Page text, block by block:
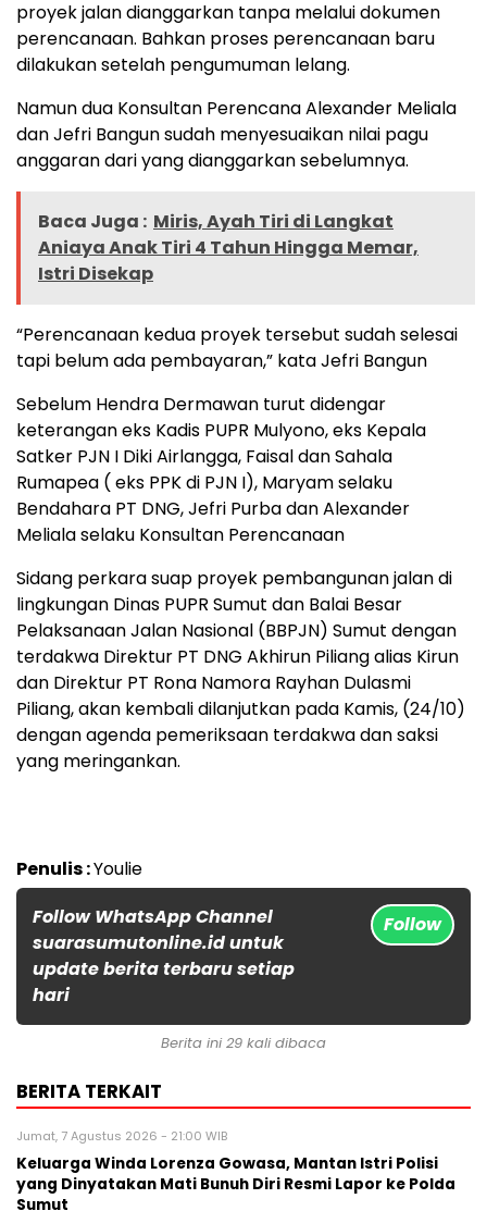
proyek jalan dianggarkan tanpa melalui dokumen
perencanaan. Bahkan proses perencanaan baru
dilakukan setelah pengumuman lelang.
Namun dua Konsultan Perencana Alexander Meliala
dan Jefri Bangun sudah menyesuaikan nilai pagu
anggaran dari yang dianggarkan sebelumnya.
Baca Juga : Miris, Ayah Tiri di Langkat
Aniaya Anak Tiri 4 Tahun Hingga Memar,
Istri Disekap
“Perencanaan kedua proyek tersebut sudah selesai
tapi belum ada pembayaran,” kata Jefri Bangun
Sebelum Hendra Dermawan turut didengar
keterangan eks Kadis PUPR Mulyono, eks Kepala
Satker PJN I Diki Airlangga, Faisal dan Sahala
Rumapea ( eks PPK di PJN I), Maryam selaku
Bendahara PT DNG, Jefri Purba dan Alexander
Meliala selaku Konsultan Perencanaan
Sidang perkara suap proyek pembangunan jalan di
lingkungan Dinas PUPR Sumut dan Balai Besar
Pelaksanaan Jalan Nasional (BBPJN) Sumut dengan
terdakwa Direktur PT DNG Akhirun Piliang alias Kirun
dan Direktur PT Rona Namora Rayhan Dulasmi
Piliang, akan kembali dilanjutkan pada Kamis, (24/10)
dengan agenda pemeriksaan terdakwa dan saksi
yang meringankan.
Penulis :Youlie
Follow WhatsApp Channel
suarasumutonline.id untuk
update berita terbaru setiap
hari
Follow
Berita ini 29 kali dibaca
BERITA TERKAIT
Jumat, 7 Agustus 2026 - 21:00 WIB
Keluarga Winda Lorenza Gowasa, Mantan Istri Polisi
yang Dinyatakan Mati Bunuh Diri Resmi Lapor ke Polda
Sumut